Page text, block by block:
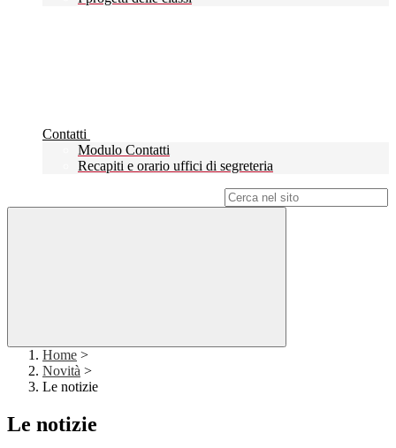
Contatti
Modulo Contatti
Recapiti e orario uffici di segreteria
Home >
Novità >
Le notizie
Le notizie